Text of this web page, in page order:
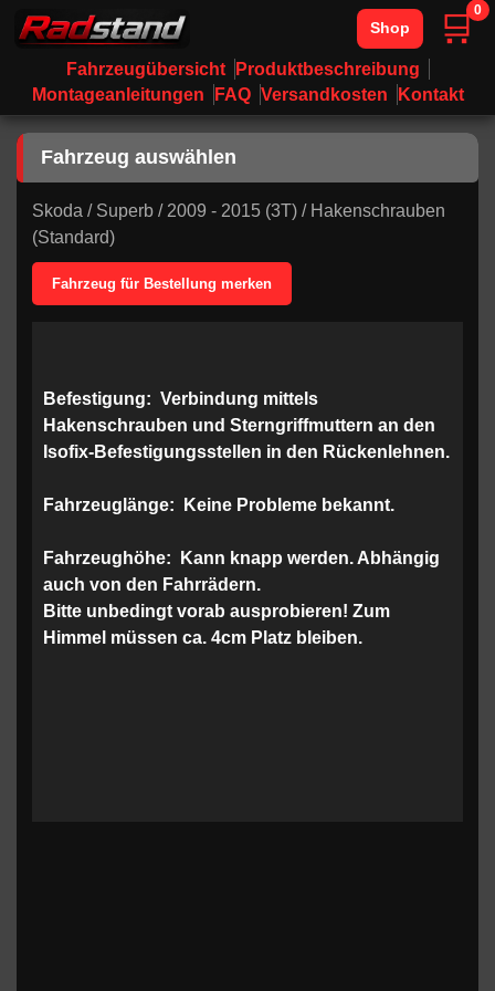
Fahrzeugübersicht
Produktbeschreibung
Montageanleitungen
FAQ Versandkosten Kontakt
Shop 🛒0
Fahrzeug auswählen
Skoda / Superb / 2009 - 2015 (3T) / Hakenschrauben
(Standard)
Fahrzeug für Bestellung merken
Befestigung: Verbindung mittels
Hakenschrauben und Sterngriffmuttern an den
Isofix-Befestigungsstellen in den Rückenlehnen.
Fahrzeuglänge: Keine Probleme bekannt.
Fahrzeughöhe:
Kann knapp werden. Abhängig
auch von den Fahrrädern.
Bitte unbedingt vorab ausprobieren! Zum
Himmel müssen ca. 4cm Platz bleiben.